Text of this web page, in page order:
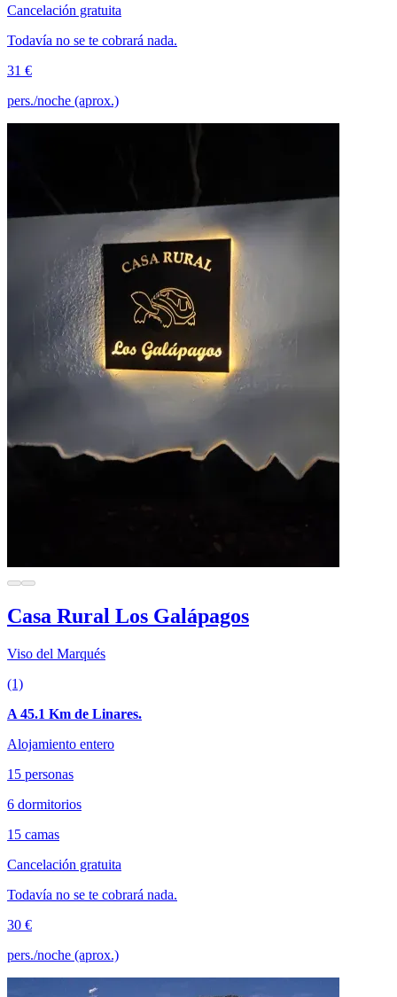
Cancelación gratuita
Todavía no se te cobrará nada.
31 €
pers./noche (aprox.)
Casa Rural Los Galápagos
Viso del Marqués
(1)
A 45.1 Km de Linares.
Alojamiento entero
15 personas
6 dormitorios
15 camas
Cancelación gratuita
Todavía no se te cobrará nada.
30 €
pers./noche (aprox.)